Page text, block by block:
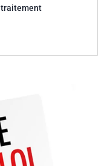
traitement